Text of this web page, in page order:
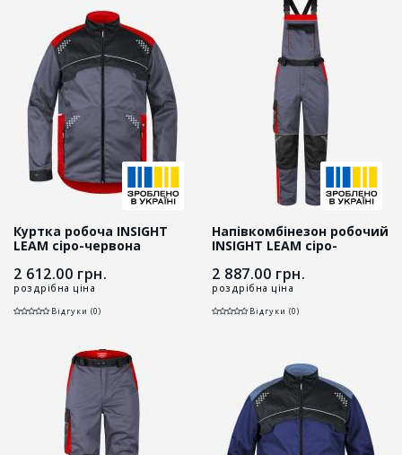
Куртка робоча INSIGHT
LEAM сіро-червона
2 612.00 грн.
роздрібна ціна
Відгуки (0)
Напівкомбінезон робочий
INSIGHT LEAM сіро-
2 887.00 грн.
роздрібна ціна
Відгуки (0)